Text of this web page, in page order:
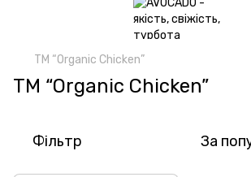
ТМ “Organic Chicken”
ТМ “Organic Chicken”
Фільтр За